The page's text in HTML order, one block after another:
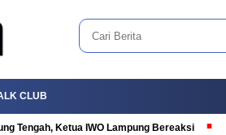
CLUB
Tengah, Ketua IWO Lampung Bereaksi